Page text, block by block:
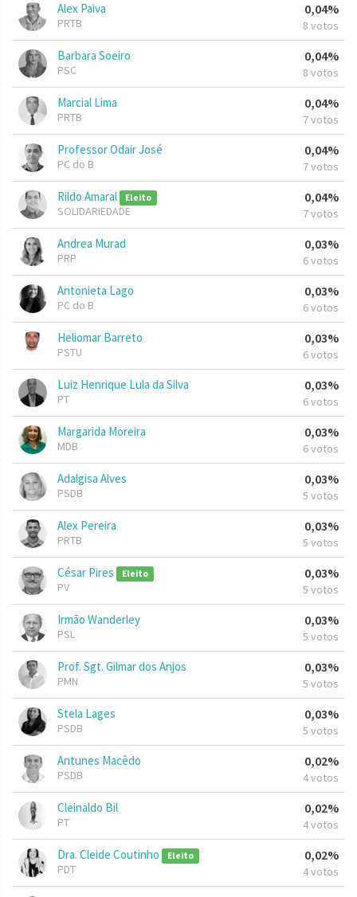
Alex Paiva
PRTB
0,04%
8 votos
Barbara Soeiro
PSC
0,04%
8 votos
Marcial Lima
PRTB
0,04%
7 votos
Professor Odair José
PC do B
0,04%
7 votos
Rildo Amaral Eleito
SOLIDARIEDADE
0,04%
7 votos
Andrea Murad
PRP
0,03%
6 votos
Antonieta Lago
PC do B
0,03%
6 votos
Heliomar Barreto
PSTU
0,03%
6 votos
Luiz Henrique Lula da Silva
PT
0,03%
6 votos
Margarida Moreira
MDB
0,03%
6 votos
Adalgisa Alves
PSDB
0,03%
5 votos
Alex Pereira
PRTB
0,03%
5 votos
César Pires Eleito
PV
0,03%
5 votos
Irmão Wanderley
PSL
0,03%
5 votos
Prof. Sgt. Gilmar dos Anjos
PMN
0,03%
5 votos
Stela Lages
PSDB
0,03%
5 votos
Antunes Macêdo
PSDB
0,02%
4 votos
Cleinaldo Bil
PT
0,02%
4 votos
Dra. Cleide Coutinho Eleito
PDT
0,02%
4 votos